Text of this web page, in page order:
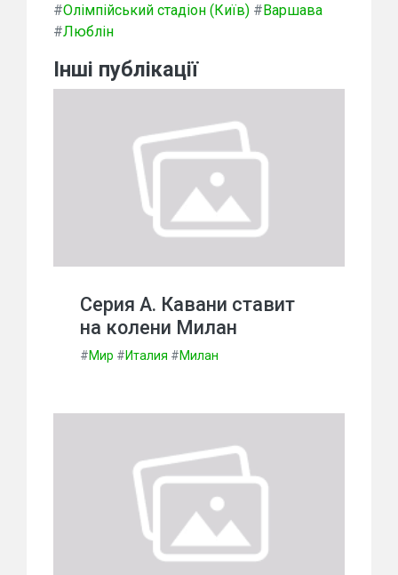
#Олімпійський стадіон (Київ) #Варшава
#Люблін
Інші публікації
Серия А. Кавани ставит
на колени Милан
#Мир #Италия #Милан